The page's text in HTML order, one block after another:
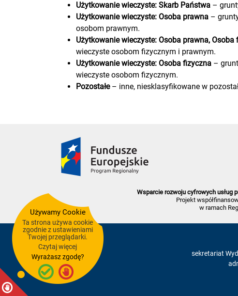
Użytkowanie wieczyste: Skarb Państwa –
Użytkowanie wieczyste: Osoba prawna –
osobom prawnym.
Użytkowanie wieczyste: Osoba prawna, Osoba
wieczyste osobom fizycznym i prawnym.
Użytkowanie wieczyste: Osoba fizyczna –
wieczyste osobom fizycznym.
Pozostałe– inne, niesklasyfikowane w
Wsparcie rozwoju cyfrowych usług
Projekt
w ramach
sekretariat
Używamy Cookie
Ta strona używa cookie
zgodnie z ustawieniami
Twojej przeglądarki.
Czytaj więcej
Wyrażasz zgodę?